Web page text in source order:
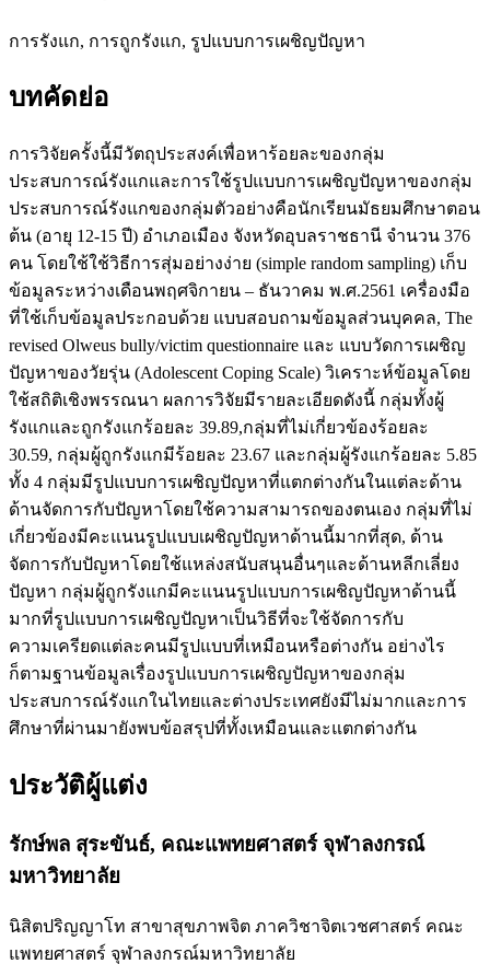
การรังแก, การถูกรังแก, รูปแบบการเผชิญปัญหา
บทคัดย่อ
การวิจัยครั้งนี้มีวัตถุประสงค์เพื่อหาร้อยละของกลุ่ม
ประสบการณ์รังแกและการใช้รูปแบบการเผชิญปัญหาของกลุ่ม
ประสบการณ์รังแกของกลุ่มตัวอย่างคือนักเรียนมัธยมศึกษาตอน
ต้น (อายุ 12-15 ปี) อำเภอเมือง จังหวัดอุบลราชธานี จำนวน 376
คน โดยใช้ใช้วิธีการสุ่มอย่างง่าย (simple random sampling) เก็บ
ข้อมูลระหว่างเดือนพฤศจิกายน – ธันวาคม พ.ศ.2561 เครื่องมือ
ที่ใช้เก็บข้อมูลประกอบด้วย แบบสอบถามข้อมูลส่วนบุคคล, The
revised Olweus bully/victim questionnaire และ แบบวัดการเผชิญ
ปัญหาของวัยรุ่น (Adolescent Coping Scale) วิเคราะห์ข้อมูลโดย
ใช้สถิติเชิงพรรณนา ผลการวิจัยมีรายละเอียดดังนี้ กลุ่มทั้งผู้
รังแกและถูกรังแกร้อยละ 39.89,กลุ่มที่ไม่เกี่ยวข้องร้อยละ
30.59, กลุ่มผู้ถูกรังแกมีร้อยละ 23.67 และกลุ่มผู้รังแกร้อยละ 5.85
ทั้ง 4 กลุ่มมีรูปแบบการเผชิญปัญหาที่แตกต่างกันในแต่ละด้าน
ด้านจัดการกับปัญหาโดยใช้ความสามารถของตนเอง กลุ่มที่ไม่
เกี่ยวข้องมีคะแนนรูปแบบเผชิญปัญหาด้านนี้มากที่สุด, ด้าน
จัดการกับปัญหาโดยใช้แหล่งสนับสนุนอื่นๆและด้านหลีกเลี่ยง
ปัญหา กลุ่มผู้ถูกรังแกมีคะแนนรูปแบบการเผชิญปัญหาด้านนี้
มากที่รูปแบบการเผชิญปัญหาเป็นวิธีที่จะใช้จัดการกับ
ความเครียดแต่ละคนมีรูปแบบที่เหมือนหรือต่างกัน อย่างไร
ก็ตามฐานข้อมูลเรื่องรูปแบบการเผชิญปัญหาของกลุ่ม
ประสบการณ์รังแกในไทยและต่างประเทศยังมีไม่มากและการ
ศึกษาที่ผ่านมายังพบข้อสรุปที่ทั้งเหมือนและแตกต่างกัน
ประวัติผู้แต่ง
รักษ์พล สุระขันธ์, คณะแพทยศาสตร์ จุฬาลงกรณ์
มหาวิทยาลัย
นิสิตปริญญาโท สาขาสุขภาพจิต ภาควิชาจิตเวชศาสตร์ คณะ
แพทยศาสตร์ จุฬาลงกรณ์มหาวิทยาลัย